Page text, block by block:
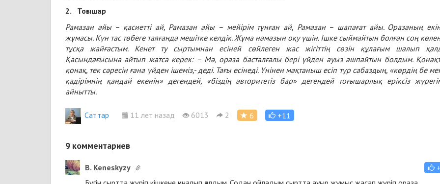
2. Тоғышар
Рамазан айы – қасиетті ай, Рамазан айы – мейірім тұнған ай, Рамазан – шапағат айы. Оразаның
жұмасы. Күн тас төбеге таяғанда мешітке келдік. Жұма намазын оқу үшін. Ішке сыймайтын болған соң
тұсқа жайғастым. Кенет ту сыртымнан есіней сөйлеген жас жігіттің сөзін құлағым шалып
Қасындағысына айтып жатса керек: – Мә, ораза басталғалы бері үйден ауыз ашпайтын болдым.
қонақ, тек сәресін ғана үйден ішеміз,- деді. Тағы есінеді. Үнінен мақтаныш есіп тұр сабаздың, «көрдің бе
қадірімнің қандай екенін» дегендей, «біздің авторитетіз бар» дегендей тоғышарлық еріксіз
айнытты.
Cаттар 11 лет назад 6013 2 6 +11
9 комментариев
B. Keneskyzy